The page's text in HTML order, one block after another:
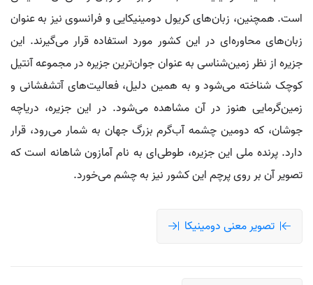
است. همچنین، زبان‌های کریول دومینیکایی و فرانسوی نیز به عنوان
زبان‌های محاوره‌ای در این کشور مورد استفاده قرار می‌گیرند. این
جزیره از نظر زمین‌شناسی به عنوان جوان‌ترین جزیره در مجموعه آنتیل
کوچک شناخته می‌شود و به همین دلیل، فعالیت‌های آتشفشانی و
زمین‌گرمایی هنوز در آن مشاهده می‌شود. در این جزیره، دریاچه
جوشان، که دومین چشمه آب‌گرم بزرگ جهان به شمار می‌رود، قرار
دارد. پرنده ملی این جزیره، طوطی‌ای به نام آمازون شاهانه است که
تصویر آن بر روی پرچم این کشور نیز به چشم می‌خورد.
تصویر معنی دومینیکا